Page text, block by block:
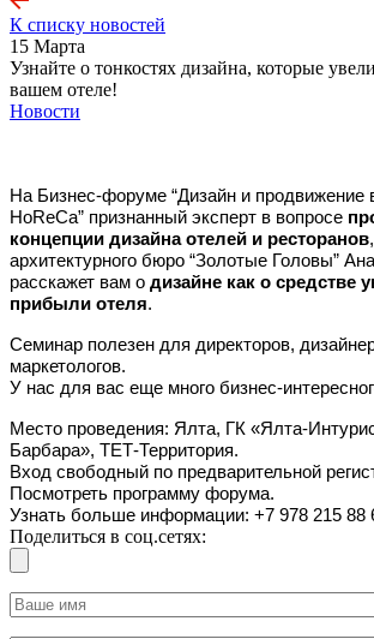
К списку новостей
15 Марта
Узнайте о тонкостях дизайна, которые
вашем отеле!
Новости
На Бизнес-форуме “Дизайн и продвижение
HoReCa” признанный эксперт в вопросе
концепции дизайна отелей и ресторанов
архитектурного бюро “Золотые Головы”
расскажет вам о дизайне как о средстве
прибыли отеля.
Семинар полезен для директоров,
маркетологов.
У нас для вас еще много бизнес-
Место проведения: Ялта, ГК «Ялта-
Барбара», ТЕТ-Территория.
Вход свободный по предварительной
Посмотреть программу форума.
Узнать больше информации: +7 978 215 88
Поделиться в соц.сетях: